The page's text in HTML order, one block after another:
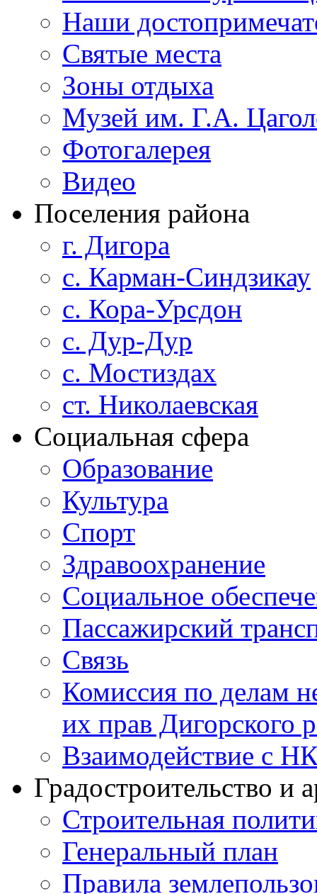
Наши
Святые места
Зоны отдыха
Музей им. Г.А.
Фотогалерея
Видео
Поселения района
г. Дигора
с. Карман-Синдзикау
с. Кора-Урсдон
с. Дур-Дур
с. Мостиздах
ст. Николаевская
Социальная сфера
Образование
Культура
Спорт
Здравоохранение
Социальное
Пассажирский
Связь
Комиссия по делам
их прав Дигорского
Взаимодействие с
Градостроительство и
Строительная
Генеральный план
Правила